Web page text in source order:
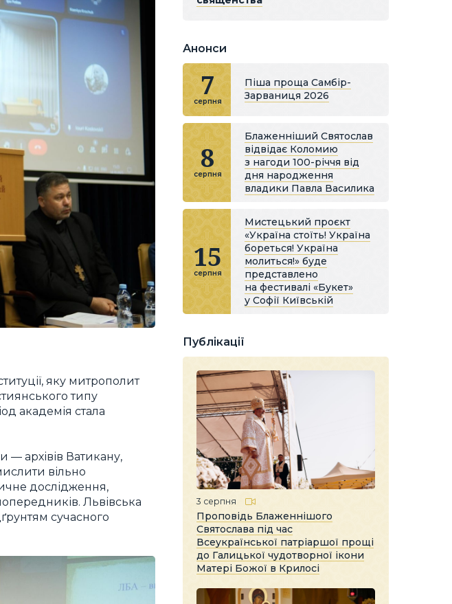
яку митрополит
типу
академія стала
— архівів Ватикану,
вільно
дослідження,
Львівська
сучасного
Анонси
7
серпня
Піша проща Самбір-
Зарваниця 2026
8
серпня
Блаженніший Святослав
відвідає Коломию
з нагоди 100-річчя від
дня народження
владики Павла Василика
15
серпня
Мистецький проєкт
«Україна стоїть! Україна
бореться! Україна
молиться!» буде
представлено
на фестивалі «Букет»
у Софії Київській
Публікації
3 серпня
Проповідь Блаженнішого
Святослава під час
Всеукраїнської патріаршої прощі
до Галицької чудотворної ікони
Матері Божої в Крилосі